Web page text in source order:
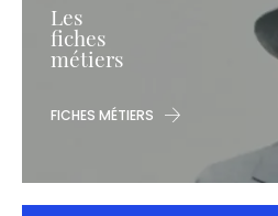
Les
fiches
métiers
FICHES MÉTIERS